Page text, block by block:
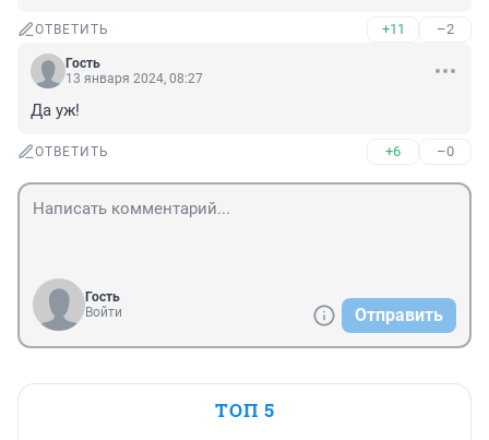
ОТВЕТИТЬ +11 –2
Гость
13 января 2024, 08:27
Да уж!
ОТВЕТИТЬ +6 –0
Гость
Войти
Отправить
ТОП 5